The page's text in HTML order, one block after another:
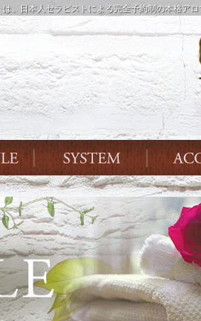
日本人セラピストによる完全予約制の本格アロ